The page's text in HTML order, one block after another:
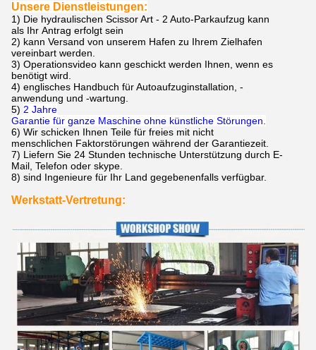
Unsere Dienstleistungen:
1) Die hydraulischen Scissor Art - 2 Auto-Parkaufzug kann
als Ihr Antrag erfolgt sein
2) kann Versand von unserem Hafen zu Ihrem Zielhafen
vereinbart werden.
3) Operationsvideo kann geschickt werden Ihnen, wenn es
benötigt wird.
4) englisches Handbuch für Autoaufzuginstallation, -
anwendung und -wartung.
5) 2 Jahre
Garantie für ganze Maschine ohne künstliche Störungen.
6) Wir schicken Ihnen Teile für freies mit nicht
menschlichen Faktorstörungen während der Garantiezeit.
7) Liefern Sie 24 Stunden technische Unterstützung durch E-
Mail, Telefon oder skype.
8) sind Ingenieure für Ihr Land gegebenenfalls verfügbar.
Werkstatt-Vertretung: